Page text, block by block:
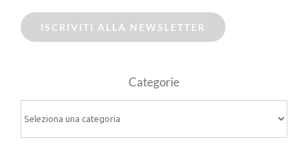
ISCRIVITI ALLA NEWSLETTER
Categorie